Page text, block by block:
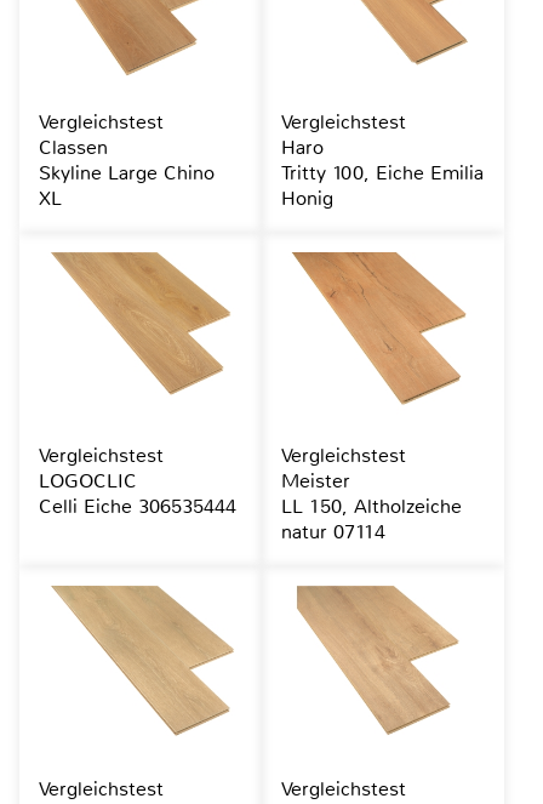
Vergleichstest
Classen
Skyline Large Chino
XL
Vergleichstest
Haro
Tritty 100, Eiche Emilia
Honig
Vergleichstest
LOGOCLIC
Celli Eiche 306535444
Vergleichstest
Meister
LL 150, Altholzeiche
natur 07114
Vergleichstest
Vergleichstest